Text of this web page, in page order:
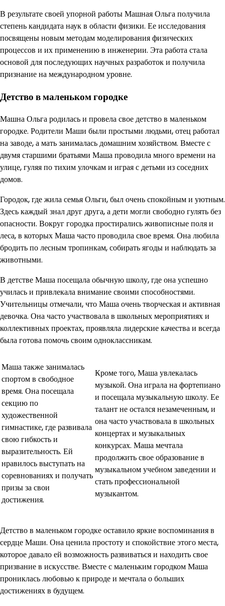
В результате своей упорной работы Машная Ольга получила
степень кандидата наук в области физики. Ее исследования
посвящены новым методам моделирования физических
процессов и их применению в инженерии. Эта работа стала
основой для последующих научных разработок и получила
признание на международном уровне.
Детство в маленьком городке
Машна Ольга родилась и провела свое детство в маленьком
городке. Родители Маши были простыми людьми, отец работал
на заводе, а мать занималась домашним хозяйством. Вместе с
двумя старшими братьями Маша проводила много времени на
улице, гуляя по тихим улочкам и играя с детьми из соседних
домов.
Городок, где жила семья Ольги, был очень спокойным и уютным.
Здесь каждый знал друг друга, а дети могли свободно гулять без
опасности. Вокруг городка простирались живописные поля и
леса, в которых Маша часто проводила свое время. Она любила
бродить по лесным тропинкам, собирать ягоды и наблюдать за
животными.
В детстве Маша посещала обычную школу, где она успешно
училась и привлекала внимание своими способностями.
Учительницы отмечали, что Маша очень творческая и активная
девочка. Она часто участвовала в школьных мероприятиях и
коллективных проектах, проявляла лидерские качества и всегда
была готова помочь своим одноклассникам.
Маша также занималась
спортом в свободное
время. Она посещала
секцию по
художественной
гимнастике, где развивала
свою гибкость и
выразительность. Ей
нравилось выступать на
соревнованиях и получать
призы за свои
достижения.
Кроме того, Маша увлекалась
музыкой. Она играла на фортепиано
и посещала музыкальную школу. Ее
талант не остался незамеченным, и
она часто участвовала в школьных
концертах и музыкальных
конкурсах. Маша мечтала
продолжить свое образование в
музыкальном учебном заведении и
стать профессиональной
музыкантом.
Детство в маленьком городке оставило яркие воспоминания в
сердце Маши. Она ценила простоту и спокойствие этого места,
которое давало ей возможность развиваться и находить свое
призвание в искусстве. Вместе с маленьким городком Маша
прониклась любовью к природе и мечтала о больших
достижениях в будущем.